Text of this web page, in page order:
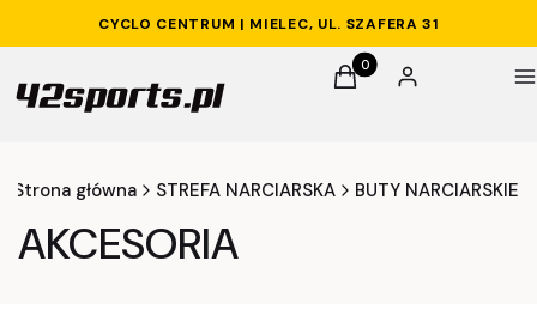
CYCLO CENTRUM | MIELEC, UL. SZAFERA 31
Produkty w koszyku: 0.
Koszyk Zaloguj się
Strona główna STREFA NARCIARSKA BUTY NARCIARSKIE
AKCESORIA